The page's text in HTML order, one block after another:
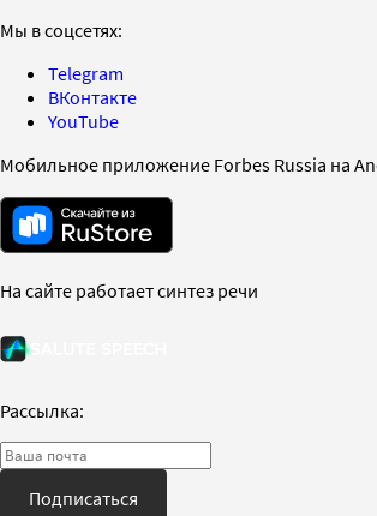
Мы в соцсетях:
Telegram
ВКонтакте
YouTube
Мобильное приложение Forbes Russia на
На сайте работает синтез речи
Рассылка:
Подписаться